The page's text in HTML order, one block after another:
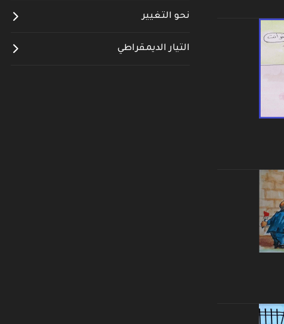
نحو التغيير
التيار الديمقراطي